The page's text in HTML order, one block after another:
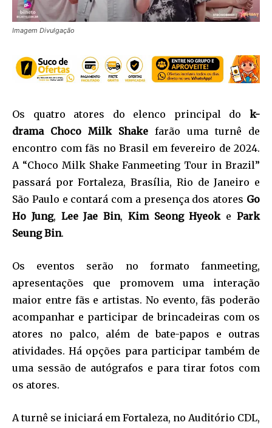
Imagem Divulgação
Os quatro atores do elenco principal do k-
drama Choco Milk Shake farão uma turnê de
encontro com fãs no Brasil em fevereiro de 2024.
A “Choco Milk Shake Fanmeeting Tour in Brazil”
passará por Fortaleza, Brasília, Rio de Janeiro e
São Paulo e contará com a presença dos atores Go
Ho Jung, Lee Jae Bin, Kim Seong HyeokePark
Seung Bin.
Os eventos serão no formato fanmeeting,
apresentações que promovem uma interação
maior entre fãs e artistas. No evento, fãs poderão
acompanhar e participar de brincadeiras com os
atores no palco, além de bate-papos e outras
atividades. Há opções para participar também de
uma sessão de autógrafos e para tirar fotos com
os atores.
A turnê se iniciará em Fortaleza, no Auditório CDL,